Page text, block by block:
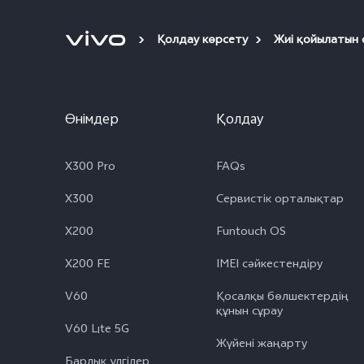
Қолдау көрсету Жиі қойылатын
Өнімдер
X300 Pro
X300
X200
X200 FE
V60
V60 Lite 5G
Қолдау
FAQs
Сервистік орталықтар
Funtouch OS
IMEI сәйкестендіру
Қосалқы бөлшектердің
құнын сұрау
Жүйені жаңарту